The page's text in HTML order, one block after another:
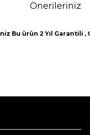
Önerileriniz
Bu ürün 2 Yıl Garantili ,